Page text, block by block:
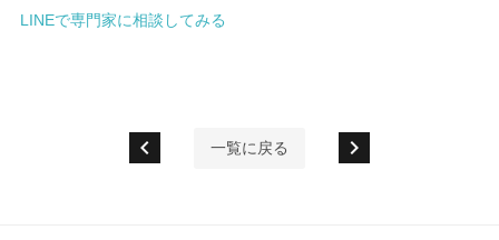
LINEで専門家に相談してみる
chevron_left 一覧に戻る chevron_right